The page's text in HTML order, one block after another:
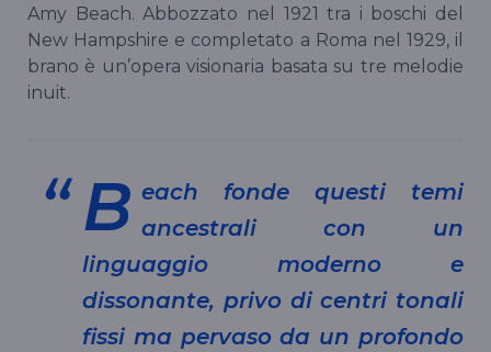
Amy Beach. Abbozzato nel 1921 tra i boschi del
New Hampshire e completato a Roma nel 1929, il
brano è un’opera visionaria basata su tre melodie
inuit.
B each fonde questi temi
ancestrali con un
linguaggio moderno e
dissonante, privo di centri tonali
fissi ma pervaso da un profondo